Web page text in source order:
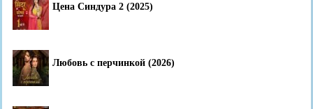
Цена Синдура 2 (2025)
Любовь с перчинкой (2026)